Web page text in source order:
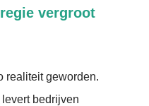
vergroot
realiteit geworden.
bedrijven